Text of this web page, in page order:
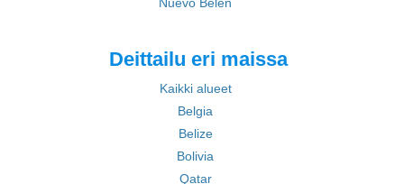
Deittailu eri maissa
Kaikki alueet
Belgia
Belize
Bolivia
Qatar